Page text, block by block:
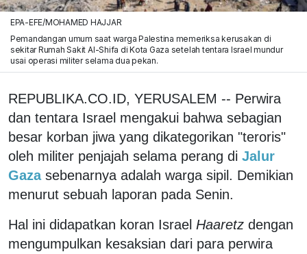
EPA-EFE/MOHAMED HAJJAR
Pemandangan umum saat warga Palestina memeriksa kerusakan di
sekitar Rumah Sakit Al-Shifa di Kota Gaza setelah tentara Israel mundur
usai operasi militer selama dua pekan.
REPUBLIKA.CO.ID, YERUSALEM -- Perwira
dan tentara Israel mengakui bahwa sebagian
besar korban jiwa yang dikategorikan "teroris"
oleh militer penjajah selama perang di Jalur
Gaza sebenarnya adalah warga sipil. Demikian
menurut sebuah laporan pada Senin.
Hal ini didapatkan koran Israel Haaretz dengan
mengumpulkan kesaksian dari para perwira